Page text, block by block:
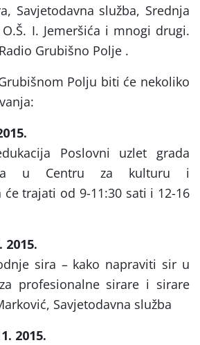
Savjetodavna služba, Srednja
I. Jemeršića i mnogi drugi.
Grubišno Polje .
Polju biti će nekoliko
Poslovni uzlet grada
u Centru za kulturu i
trajati od 9-11:30 sati i 12-16
2015.
sira – kako napraviti sir u
profesionalne sirare i sirare
Savjetodavna služba
2015.